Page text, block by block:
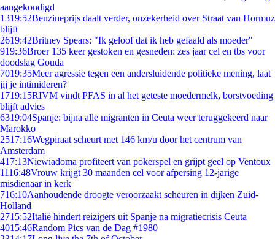
aangekondigd
1319:52Benzineprijs daalt verder, onzekerheid over Straat van Hormuz
blijft
2619:42Britney Spears: "Ik geloof dat ik heb gefaald als moeder"
919:36Broer 135 keer gestoken en gesneden: zes jaar cel en tbs voor
doodslag Gouda
7019:35Meer agressie tegen een andersluidende politieke mening, laat
jij je intimideren?
1719:15RIVM vindt PFAS in al het geteste moedermelk, borstvoeding
blijft advies
6319:04Spanje: bijna alle migranten in Ceuta weer teruggekeerd naar
Marokko
2517:16Wegpiraat scheurt met 146 km/u door het centrum van
Amsterdam
417:13Niewiadoma profiteert van pokerspel en grijpt geel op Ventoux
1116:48Vrouw krijgt 30 maanden cel voor afpersing 12-jarige
misdienaar in kerk
716:10Aanhoudende droogte veroorzaakt scheuren in dijken Zuid-
Holland
2715:52Italië hindert reizigers uit Spanje na migratiecrisis Ceuta
4015:46Random Pics van de Dag #1980